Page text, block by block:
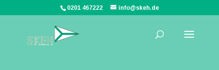
0201 467222 info@skeh.de